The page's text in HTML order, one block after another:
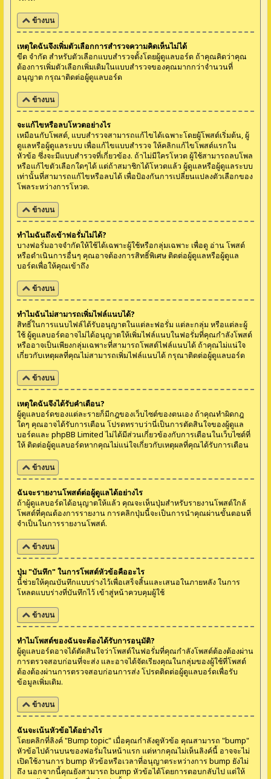
ข้างบน
เหตุใดฉันจึงเพิ่มตัวเลือกการสำรวจความคิดเห็นไม่ได้
ขีด จำกัด สำหรับตัวเลือกแบบสำรวจตั้งโดยผู้ดูแลบอร์ด ถ้าคุณคิดว่าคุณ
ต้องการเพิ่มตัวเลือกเพิ่มเติมในแบบสำรวจของคุณมากกว่าจำนวนที่
อนุญาต กรุณาติดต่อผู้ดูแลบอร์ด
ข้างบน
จะแก้ไขหรือลบโหวตอย่างไร
เหมือนกับโพสต์, แบบสำรวจสามารถแก้ไขได้เฉพาะโดยผู้โพสต์เริ่มต้น, ผู้
ดูแลหรือผู้ดูแลระบบ เพื่อแก้ไขแบบสำรวจ ให้คลิกแก้ไขโพสต์แรกใน
หัวข้อ ซึ่งจะมีแบบสำรวจที่เกี่ยวข้อง. ถ้าไม่มีใครโหวต ผู้ใช้สามารถลบโพล
หรือแก้ไขตัวเลือกใดๆได้ แต่ถ้าสมาชิกได้โหวตแล้ว ผู้ดูแลหรือผู้ดูแลระบบ
เท่านั้นที่สามารถแก้ไขหรือลบได้ เพื่อป้องกันการเปลี่ยนแปลงตัวเลือกของ
โพลระหว่างการโหวต.
ข้างบน
ทำไมฉันถึงเข้าฟอรั่มไม่ได้?
บางฟอรั่มอาจจำกัดให้ใช้ได้เฉพาะผู้ใช้หรือกลุ่มเฉพาะ เพื่อดู อ่าน โพสต์
หรือดำเนินการอื่นๆ คุณอาจต้องการสิทธิ์พิเศษ ติดต่อผู้ดูแลหรือผู้ดูแล
บอร์ดเพื่อให้คุณเข้าถึง
ข้างบน
ทำไมฉันไม่สามารถเพิ่มไฟล์แนบได้?
สิทธิ์ในการแนบไฟล์ได้รับอนุญาตในแต่ละฟอรั่ม แต่ละกลุ่ม หรือแต่ละผู้
ใช้ ผู้ดูแลบอร์ดอาจไม่ได้อนุญาตให้เพิ่มไฟล์แนบในฟอรั่มที่คุณกำลังโพสต์
หรืออาจเป็นเพียงกลุ่มเฉพาะที่สามารถโพสต์ไฟล์แนบได้ ถ้าคุณไม่แน่ใจ
เกี่ยวกับเหตุผลที่คุณไม่สามารถเพิ่มไฟล์แนบได้ กรุณาติดต่อผู้ดูแลบอร์ด
ข้างบน
เหตุใดฉันจึงได้รับคำเตือน?
ผู้ดูแลบอร์ดของแต่ละรายก็มีกฎของเว็บไซต์ของตนเอง ถ้าคุณทำผิดกฎ
ใดๆ คุณอาจได้รับการเตือน โปรดทราบว่านี่เป็นการตัดสินใจของผู้ดูแล
บอร์ดและ phpBB Limited ไม่ได้มีส่วนเกี่ยวข้องกับการเตือนในเว็บไซต์ที่
ให้ ติดต่อผู้ดูแลบอร์ดหากคุณไม่แน่ใจเกี่ยวกับเหตุผลที่คุณได้รับการเตือน
ข้างบน
ฉันจะรายงานโพสต์ต่อผู้ดูแลได้อย่างไร
ถ้าผู้ดูแลบอร์ดได้อนุญาตให้แล้ว คุณจะเห็นปุ่มสำหรับรายงานโพสต์ใกล้
โพสต์ที่คุณต้องการรายงาน การคลิกปุ่มนี้จะเป็นการนำคุณผ่านขั้นตอนที่
จำเป็นในการรายงานโพสต์.
ข้างบน
ปุ่ม "บันทึก" ในการโพสต์หัวข้อคืออะไร
นี้ช่วยให้คุณบันทึกแบบร่างไว้เพื่อเสร็จสิ้นและเสนอในภายหลัง ในการ
โหลดแบบร่างที่บันทึกไว้ เข้าสู่หน้าควบคุมผู้ใช้
ข้างบน
ทำไมโพสต์ของฉันจะต้องได้รับการอนุมัติ?
ผู้ดูแลบอร์ดอาจได้ตัดสินใจว่าโพสต์ในฟอรั่มที่คุณกำลังโพสต์ต้องต้องผ่าน
การตรวจสอบก่อนที่จะส่ง และอาจได้จัดเรียงคุณในกลุ่มของผู้ใช้ที่โพสต์
ต้องต้องผ่านการตรวจสอบก่อนการส่ง โปรดติดต่อผู้ดูแลบอร์ดเพื่อรับ
ข้อมูลเพิ่มเติม.
ข้างบน
ฉันจะเน้นหัวข้อได้อย่างไร
โดยคลิกที่ลิงค์ "Bump topic" เมื่อคุณกำลังดูหัวข้อ คุณสามารถ "bump"
หัวข้อไปด้านบนของฟอรั่มในหน้าแรก แต่หากคุณไม่เห็นลิงค์นี้ อาจจะไม่
เปิดใช้งานการ bump หัวข้อหรือเวลาที่อนุญาตระหว่างการ bump ยังไม่
ถึง นอกจากนี้คุณยังสามารถ bump หัวข้อได้โดยการตอบกลับไป แต่ให้